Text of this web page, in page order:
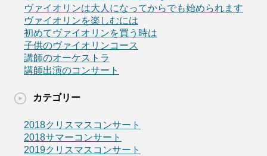
ヴァイオリンは大人になってからでも始められます
ヴァイオリンを楽しむには
初めてヴァイオリンを買う時は
子供のヴァイオリンコース
講師のオーケストラ
講師出演のコンサート
カテゴリー
2018クリスマスコンサート
2018サマーコンサート
2019クリスマスコンサート